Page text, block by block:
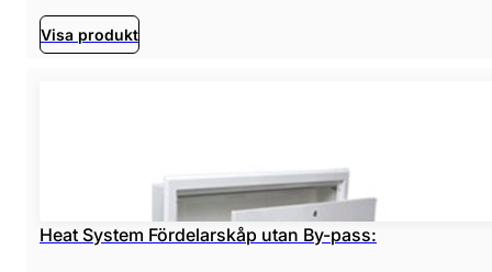
Visa produkt
Heat System Fördelarskåp utan By-pass: